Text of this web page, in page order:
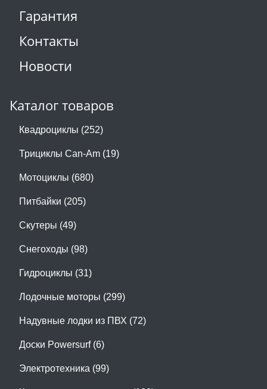
Гарантия
Контакты
Новости
Каталог товаров
Квадроциклы (252)
Трициклы Can-Am (19)
Мотоциклы (680)
Питбайки (205)
Скутеры (49)
Снегоходы (98)
Гидроциклы (31)
Лодочные моторы (299)
Надувные лодки из ПВХ (72)
Доски Powersurf (6)
Электротехника (99)